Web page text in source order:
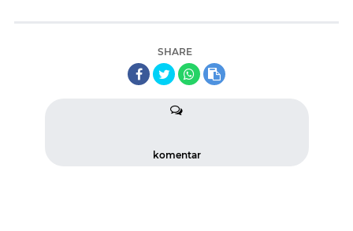
SHARE
komentar